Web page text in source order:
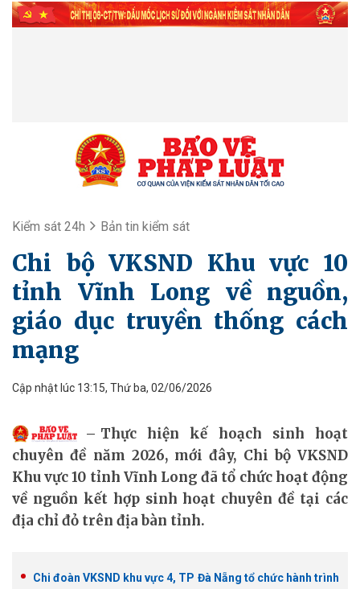
Kiểm sát 24h Bản tin kiểm sát
Chi bộ VKSND Khu vực 10
tỉnh Vĩnh Long về nguồn,
giáo dục truyền thống cách
mạng
Cập nhật lúc 13:15, Thứ ba, 02/06/2026
Thực hiện kế hoạch sinh hoạt
chuyên đề năm 2026, mới đây, Chi bộ VKSND
Khu vực 10 tỉnh Vĩnh Long đã tổ chức hoạt động
về nguồn kết hợp sinh hoạt chuyên đề tại các
địa chỉ đỏ trên địa bàn tỉnh.
Chi đoàn VKSND khu vực 4, TP Đà Nẵng tổ chức hành trình